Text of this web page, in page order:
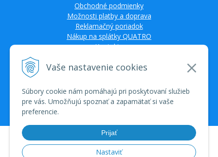
Vaše nastavenie cookies
Súbory cookie nám pomáhajú pri poskytovaní služieb
pre vás. Umožňujú spoznať a zapamätať si vaše
preferencie.
Prijať
Nastaviť
Obchodné podmienky
Možnosti platby a doprava
Reklamačný poriadok
Nákup na splátky QUATRO
Kontakty
© 2026 TV SAT Multimédiá • tvorba eshopu cez UNIobchod, webhosting
spoločnosti WEBYGROUP • dbartzvyšovanie návštevnosti•